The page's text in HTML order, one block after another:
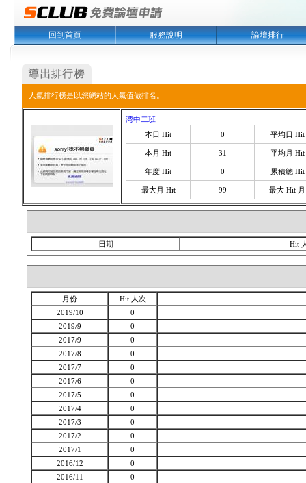
回到首頁 服務說明 論壇排行
人氣排行榜是以您網站的人氣值做排名。
湾中二班
本日 Hit
0 平均日 Hit
本月 Hit 31 平均月 Hit
年度 Hit 0 累積總 Hit
最大月 Hit 99 最大 Hit 月
日期 Hit
月份
Hit 人次
2019/10
0
2019/9
0
2017/9
0
2017/8
0
2017/7
0
2017/6
0
2017/5
0
2017/4
0
2017/3
0
2017/2
0
2017/1
0
2016/12
0
2016/11
0